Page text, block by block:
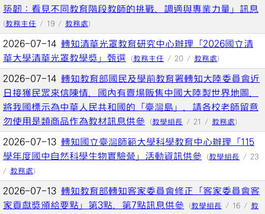
築韌：看見不同教育階段教師的挑戰、調適與專業力量」訊息
(教務主任 / 19 / 教務處)
2026-07-14 轉知清華光罩教育研究中心辦理「2026國立清
華大學清華光罩教學獎」甄選
(教務主任 / 20 / 教務處)
2026-07-14 轉知教育部國民及學前教育署轉知大陸委員會近
日接獲民眾來信陳情，國內有賣場販售中國大陸製世界地圖，
將我國標示為中華人民共和國的「臺灣島」，請各校老師留意
勿使用是類商品作為教材訊息供參
(教學組長 / 21 / 教務處)
2026-07-13 轉知國立臺灣師範大學科學教育中心辦理「115
學年度國中自然科學生物實驗營」活動資訊供參
(教學組長 / 23
/ 教務處)
2026-07-13 轉知教育部轉知客家委員會修正「客家委員會客
家貢獻獎頒給要點」第3點、第7點訊息供參
(教學組長 / 16 / 教